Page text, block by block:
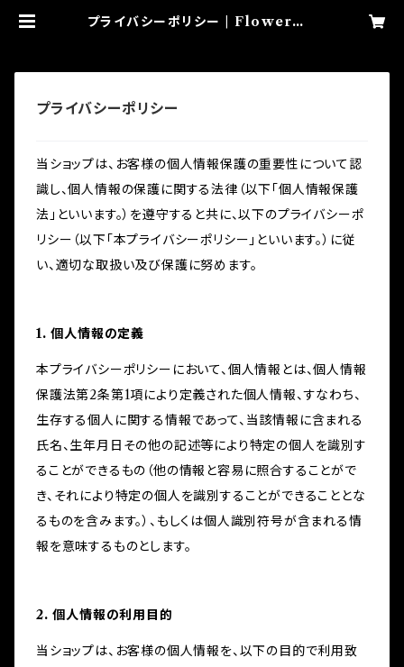
プライバシーポリシー | FlowerMa
プライバシーポリシー
当ショップは、お客様の個人情報保護の重要性について認
識し、個人情報の保護に関する法律（以下「個人情報保護
法」といいます。）を遵守すると共に、以下のプライバシーポ
リシー（以下「本プライバシーポリシー」といいます。）に従
い、適切な取扱い及び保護に努めます。
1. 個人情報の定義
本プライバシーポリシーにおいて、個人情報とは、個人情報
保護法第2条第1項により定義された個人情報、すなわち、
生存する個人に関する情報であって、当該情報に含まれる
氏名、生年月日その他の記述等により特定の個人を識別す
ることができるもの（他の情報と容易に照合することがで
き、それにより特定の個人を識別することができることとな
るものを含みます。）、もしくは個人識別符号が含まれる情
報を意味するものとします。
2. 個人情報の利用目的
当ショップは、お客様の個人情報を、以下の目的で利用致